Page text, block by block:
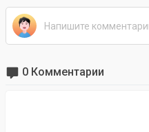
0 Комментарии